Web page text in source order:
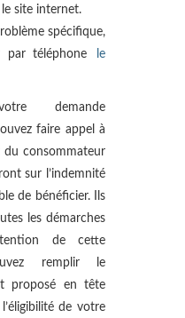
site internet.
spécifique,
par téléphone
le
demande
faire appel à
du consommateur
sur l’indemnité
de bénéficier. Ils
les démarches
de cette
remplir le
proposé en tête
de votre